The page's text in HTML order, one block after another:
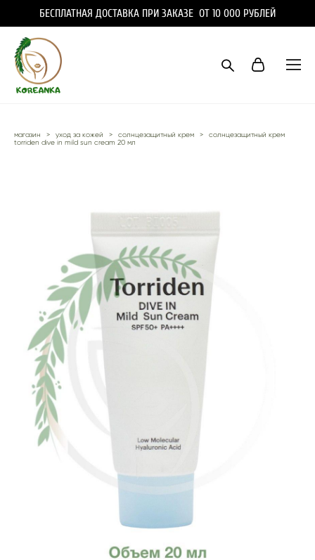
БЕСПЛАТНАЯ ДОСТАВКА ПРИ ЗАКАЗЕ ОТ 10 000 РУБЛЕЙ
магазин > уход за кожей > солнцезащитный крем >
солнцезащитный крем
torriden dive in mild sun cream 20 мл